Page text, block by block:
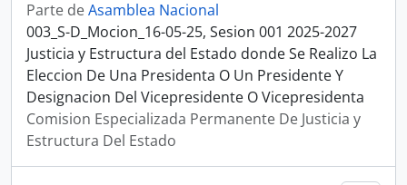
Parte deAsamblea Nacional
003_S-D_Mocion_16-05-25, Sesion 001 2025-2027
Justicia y Estructura del Estado donde Se Realizo La
Eleccion De Una Presidenta O Un Presidente Y
Designacion Del Vicepresidente O Vicepresidenta
Comision Especializada Permanente De Justicia y
Estructura Del Estado